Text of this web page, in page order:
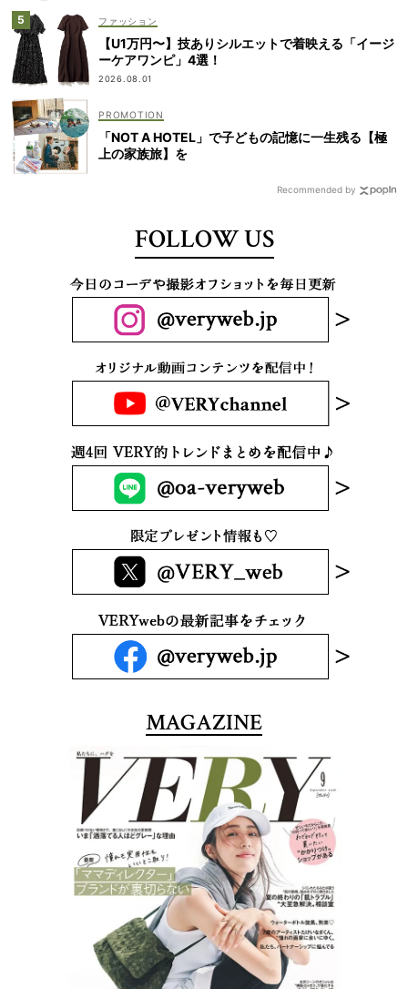
ファッション
【U1万円〜】技ありシルエットで着映える「イージ
ーケアワンピ」4選！
2026.08.01
「NOT A HOTEL」で子どもの記憶に一生残る【極
上の家族旅】を
Recommended by
FOLLOW US
MAGAZINE